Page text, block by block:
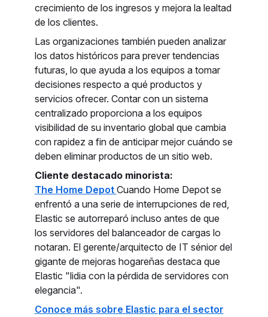
crecimiento de los ingresos y mejora la lealtad
de los clientes.
Las organizaciones también pueden analizar
los datos históricos para prever tendencias
futuras, lo que ayuda a los equipos a tomar
decisiones respecto a qué productos y
servicios ofrecer. Contar con un sistema
centralizado proporciona a los equipos
visibilidad de su inventario global que cambia
con rapidez a fin de anticipar mejor cuándo se
deben eliminar productos de un sitio web.
Cliente destacado minorista:
The Home Depot Cuando Home Depot se
enfrentó a una serie de interrupciones de red,
Elastic se autorreparó incluso antes de que
los servidores del balanceador de cargas lo
notaran. El gerente/arquitecto de IT sénior del
gigante de mejoras hogareñas destaca que
Elastic "lidia con la pérdida de servidores con
elegancia".
Conoce más sobre Elastic para el sector